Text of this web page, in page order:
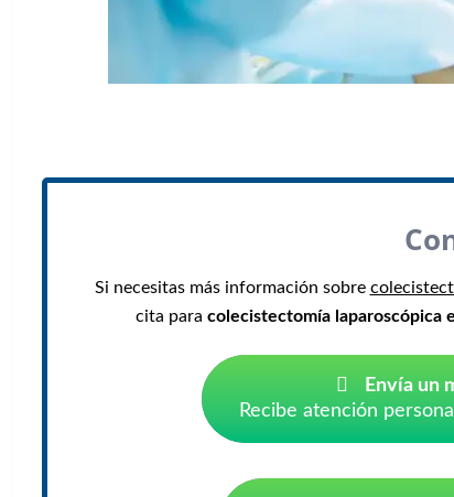
Si necesitas más información sobre
cita para colecistectomía laparoscópica
Envía un
Recibe atención